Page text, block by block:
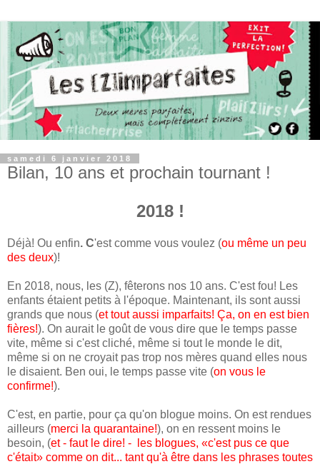
samedi 6 janvier 2018
Bilan, 10 ans et prochain tournant !
2018 !
Déjà! Ou enfin. C'est comme vous voulez (ou même un peu
des deux)!
En 2018, nous, les (Z), fêterons nos 10 ans. C'est fou! Les
enfants étaient petits à l'époque. Maintenant, ils sont aussi
grands que nous (et tout aussi imparfaits! Ça, on en est bien
fières!). On aurait le goût de vous dire que le temps passe
vite, même si c'est cliché, même si tout le monde le dit,
même si on ne croyait pas trop nos mères quand elles nous
le disaient. Ben oui, le temps passe vite (on vous le
confirme!).
C'est, en partie, pour ça qu'on blogue moins. On est rendues
ailleurs (merci la quarantaine!), on en ressent moins le
besoin, (et - faut le dire! - les blogues, «c'est pus ce que
c'était» comme on dit... tant qu'à être dans les phrases toutes